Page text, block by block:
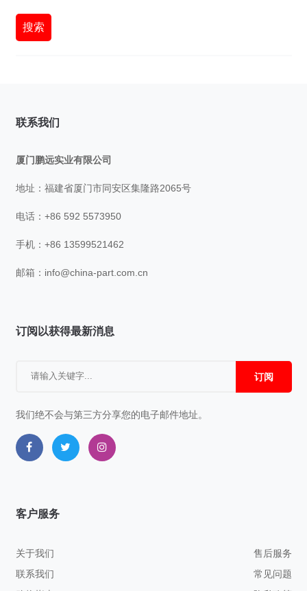
搜索
联系我们
厦门鹏远实业有限公司
地址：福建省厦门市同安区集隆路2065号
电话：+86 592 5573950
手机：+86 13599521462
邮箱： info@china-part.com.cn
订阅以获得最新消息
订阅
我们绝不会与第三方分享您的电子邮件地址。
客户服务
关于我们
联系我们
售后服务
常见问题